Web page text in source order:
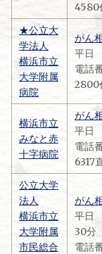
4580
★公立大
学法人
横浜市立
大学附属
病院
がん
平日
電話
2800
横浜市立
みなと赤
十字病院
がん
平日
電話
6317
公立大学
法人
横浜市立
大学附属
市民総合
がん
平日
30分
電話